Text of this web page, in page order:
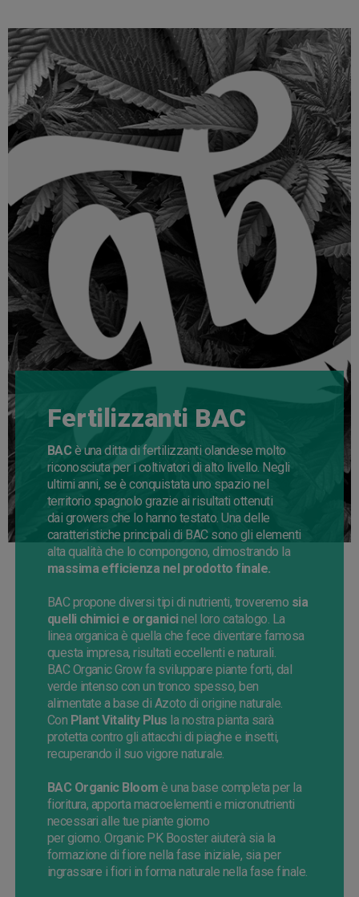
Fertilizzanti BAC
BACè una ditta di fertilizzanti olandese molto
riconosciuta per i coltivatori di alto livello. Negli
ultimi anni, se è conquistata uno spazio nel
territorio spagnolo grazie ai risultati ottenuti
dai growers che lo hanno testato. Una delle
caratteristiche principali di BAC sono gli elementi
alta qualità che lo compongono, dimostrando la
massima efficienza nel prodotto finale.
BAC propone diversi tipi di nutrienti, troveremo sia
quelli chimici e organicinel loro catalogo. La
linea organica è quella che fece diventare famosa
questa impresa, risultati eccellenti e naturali.
BACOrganicGrowfa sviluppare piante forti, dal
verde intenso con un tronco spesso, ben
alimentate a base di Azoto di origine naturale.
Con PlantVitalityPlus la nostra pianta sarà
protetta contro gli attacchi di piaghe e insetti,
recuperando il suo vigore naturale.
BAC Organic Bloom è una base completa per la
fioritura, apportamacroelementi e micronutrienti
necessari alle tue piante giorno
pergiorno.OrganicPK Boosteraiuterà sia la
formazione di fiore nella fase iniziale, siaper
ingrassare i fiori in forma naturale nellafase finale.